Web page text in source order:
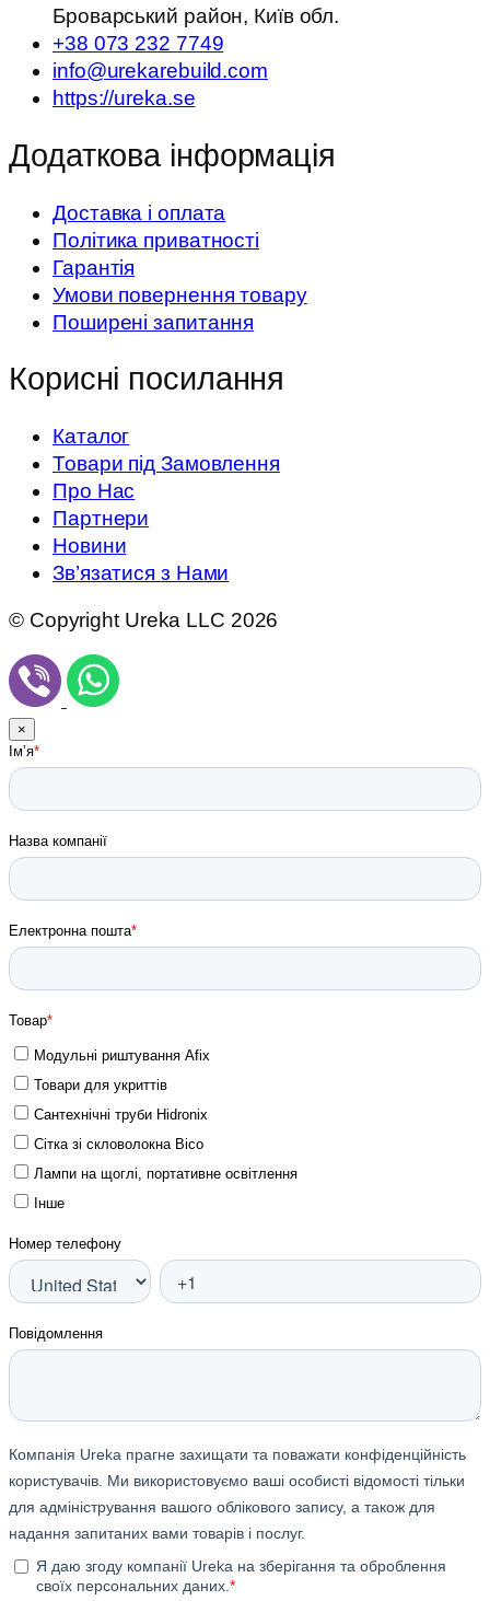
Броварський район, Київ обл.
+38 073 232 7749
info@urekarebuild.com
https://ureka.se
Додаткова інформація
Доставка і оплата
Політика приватності
Гарантія
Умови повернення товару
Поширені запитання
Корисні посилання
Каталог
Товари під Замовлення
Про Нас
Партнери
Новини
Зв’язатися з Нами
© Copyright Ureka LLC 2026
×